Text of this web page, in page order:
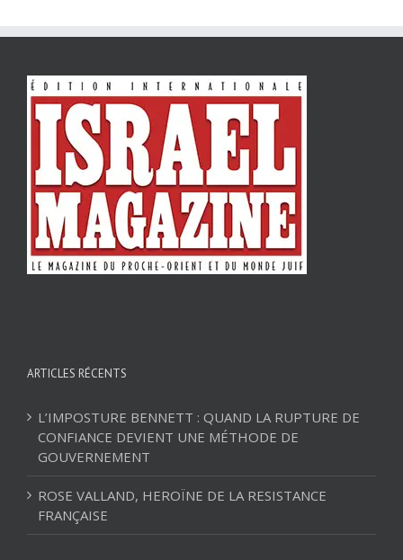
ARTICLES RÉCENTS
L’IMPOSTURE BENNETT : QUAND LA RUPTURE DE
CONFIANCE DEVIENT UNE MÉTHODE DE
GOUVERNEMENT
ROSE VALLAND, HEROÏNE DE LA RESISTANCE
FRANÇAISE